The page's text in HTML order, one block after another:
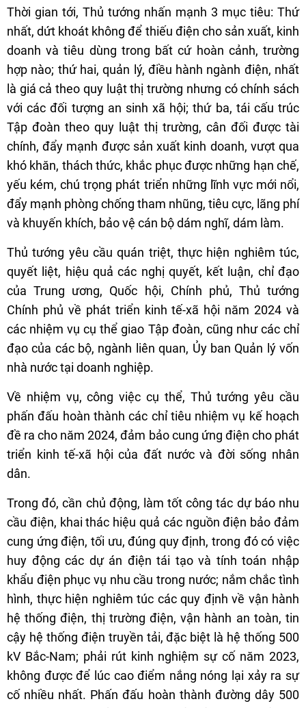
Thời gian tới, Thủ tướng nhấn mạnh 3 mục tiêu: Thứ
nhất, dứt khoát không để thiếu điện cho sản xuất, kinh
doanh và tiêu dùng trong bất cứ hoàn cảnh, trường
hợp nào; thứ hai, quản lý, điều hành ngành điện, nhất
là giá cả theo quy luật thị trường nhưng có chính sách
với các đối tượng an sinh xã hội; thứ ba, tái cấu trúc
Tập đoàn theo quy luật thị trường, cân đối được tài
chính, đẩy mạnh được sản xuất kinh doanh, vượt qua
khó khăn, thách thức, khắc phục được những hạn chế,
yếu kém, chú trọng phát triển những lĩnh vực mới nổi,
đẩy mạnh phòng chống tham nhũng, tiêu cực, lãng phí
và khuyến khích, bảo vệ cán bộ dám nghĩ, dám làm.
Thủ tướng yêu cầu quán triệt, thực hiện nghiêm túc,
quyết liệt, hiệu quả các nghị quyết, kết luận, chỉ đạo
của Trung ương, Quốc hội, Chính phủ, Thủ tướng
Chính phủ về phát triển kinh tế-xã hội năm 2024 và
các nhiệm vụ cụ thể giao Tập đoàn, cũng như các chỉ
đạo của các bộ, ngành liên quan, Ủy ban Quản lý vốn
nhà nước tại doanh nghiệp.
Về nhiệm vụ, công việc cụ thể, Thủ tướng yêu cầu
phấn đấu hoàn thành các chỉ tiêu nhiệm vụ kế hoạch
đề ra cho năm 2024, đảm bảo cung ứng điện cho phát
triển kinh tế-xã hội của đất nước và đời sống nhân
dân.
Trong đó, cần chủ động, làm tốt công tác dự báo nhu
cầu điện, khai thác hiệu quả các nguồn điện bảo đảm
cung ứng điện, tối ưu, đúng quy định, trong đó có việc
huy động các dự án điện tái tạo và tính toán nhập
khẩu điện phục vụ nhu cầu trong nước; nắm chắc tình
hình, thực hiện nghiêm túc các quy định về vận hành
hệ thống điện, thị trường điện, vận hành an toàn, tin
cậy hệ thống điện truyền tải, đặc biệt là hệ thống 500
kV Bắc-Nam; phải rút kinh nghiệm sự cố năm 2023,
không được để lúc cao điểm nắng nóng lại xảy ra sự
cố nhiều nhất. Phấn đấu hoàn thành đường dây 500